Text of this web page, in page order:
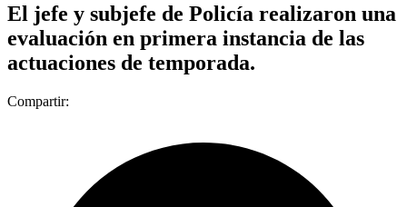
El jefe y subjefe de Policía realizaron una
evaluación en primera instancia de las
actuaciones de temporada.
Compartir: